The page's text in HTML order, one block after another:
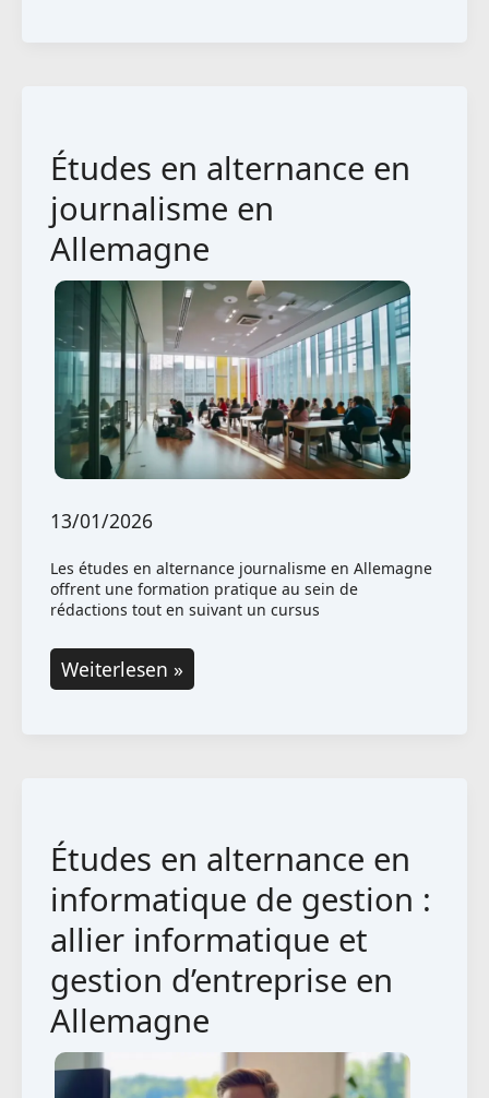
–
de
l’énergie
en
Allemagne
Études en alternance en
journalisme en
Allemagne
13/01/2026
Les études en alternance journalisme en Allemagne
offrent une formation pratique au sein de
rédactions tout en suivant un cursus
Études
Allemagne
Weiterlesen »
Études en alternance en
informatique de gestion :
allier informatique et
gestion d’entreprise en
Allemagne